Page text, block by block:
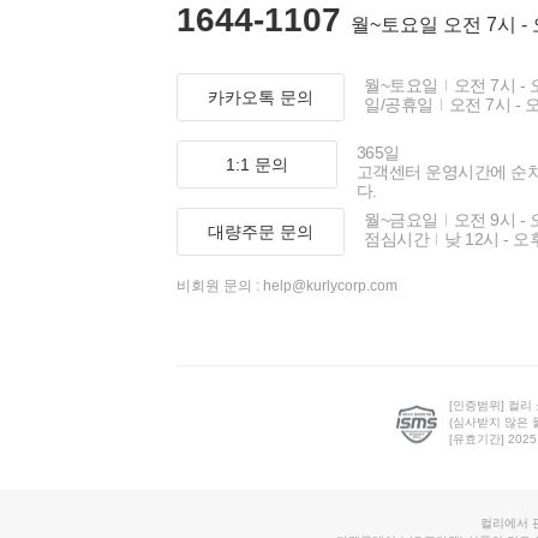
1644-1107 월~토요일 오전 7시 -
카카오톡 문의
월~토요일
오전 7시 -
일/공휴일
오전 7시 -
1:1 문의
365일
고객센터 운영시간에 순
다.
대량주문 문의
월~금요일
오전 9시 -
점심시간
낮 12시 - 오
비회원 문의 : help@kurlycorp.com
[인증범위] 컬리
(심사받지 않은
[유효기간]
컬리에서